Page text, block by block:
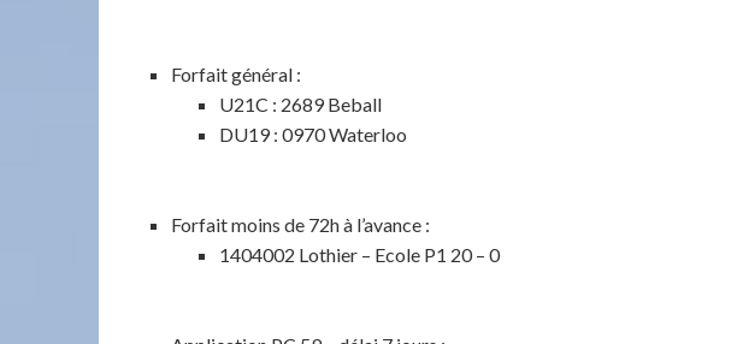
Forfait général :
U21C : 2689 Beball
DU19 : 0970 Waterloo
Forfait moins de 72h à l’avance :
1404002 Lothier – Ecole P1 20 – 0